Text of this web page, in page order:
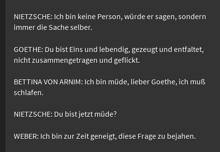
NIETZSCHE: Ich bin keine Person, würde er sagen, sondern
immer die Sache selber.
GOETHE: Du bist Eins und lebendig, gezeugt und entfaltet,
nicht zusammengetragen und geflickt.
BETTINA VON ARNIM: Ich bin müde, lieber Goethe, ich muß
schlafen.
NIETZSCHE: Du bist jetzt müde?
WEBER: Ich bin zur Zeit geneigt, diese Frage zu bejahen.